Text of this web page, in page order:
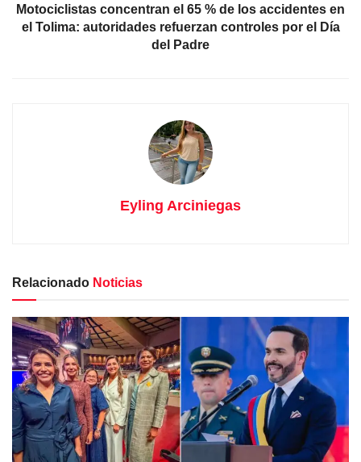
Motociclistas concentran el 65 % de los accidentes en
el Tolima: autoridades refuerzan controles por el Día
del Padre
Eyling Arciniegas
Relacionado Noticias